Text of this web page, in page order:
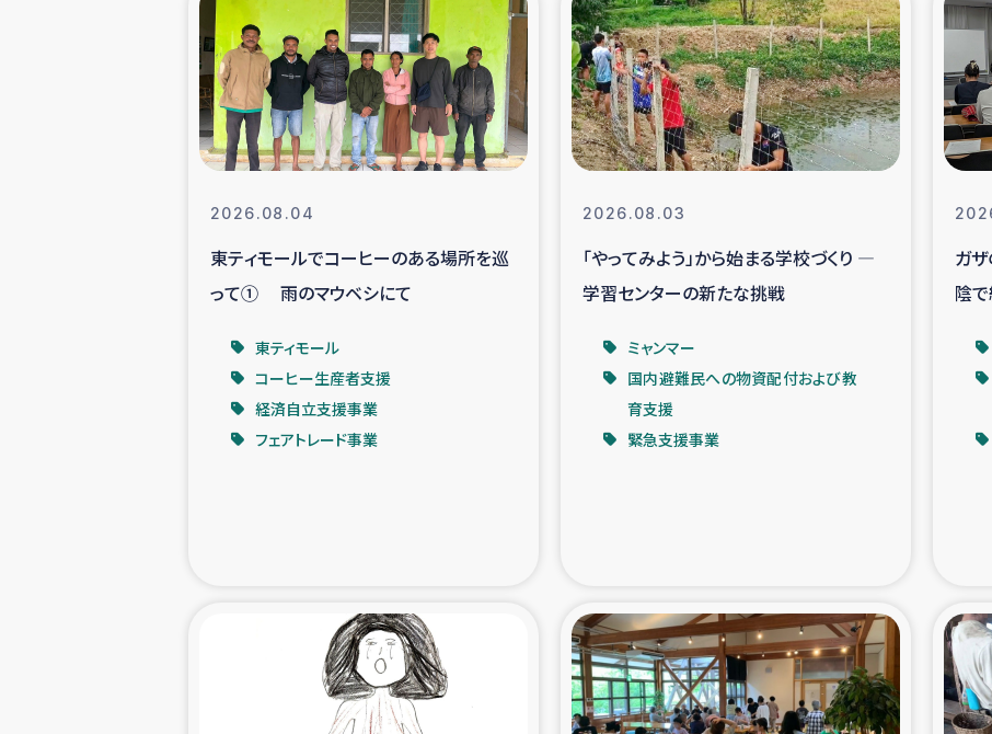
スリランカ 緊急人道支援 スリランカ南部
スリランカの南北女性をつなぐサリー・リサイクル・プロジ
ェクト
復興
ガザ人道支援 令和6年能登半
タイ国境ミャンマー移民子ども支援 漁民によるマ
レバノンでのシリア難民への食糧・越冬支援 レバノンに
石巻市街地在宅被災者支援 復興応
仮設住宅生活支援・農業復興支援 漁業
2026.08.04
東ティモールでコーヒーのある場所を巡
って① 雨のマウベシにて
東ティモール
コーヒー生産者支援
経済自立支援事業
フェアトレード事業
2026.08.03
「やってみよう」から始まる学校づくり ―
学習センターの新たな挑戦
ミャンマー
国内避難民への物資配付および教
育支援
緊急支援事業
ガ
陰